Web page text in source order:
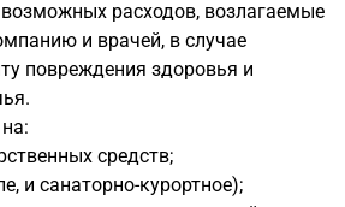
расходов, возлагаемые
и врачей, в случае
повреждения здоровья и
средств;
и санаторно-курортное);